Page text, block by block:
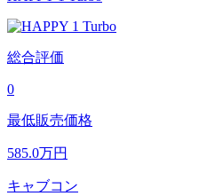
総合評価
0
最低販売価格
585.0万円
キャブコン